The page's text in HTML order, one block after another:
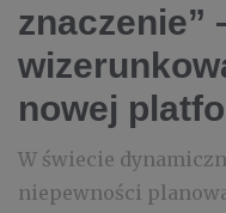
znaczenie”
nowej
W świecie
niepewności